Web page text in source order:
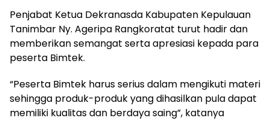
Penjabat Ketua Dekranasda Kabupaten Kepulauan
Tanimbar Ny. Ageripa Rangkoratat turut hadir dan
memberikan semangat serta apresiasi kepada para
peserta Bimtek.
“Peserta Bimtek harus serius dalam mengikuti materi
sehingga produk-produk yang dihasilkan pula dapat
memiliki kualitas dan berdaya saing”, katanya